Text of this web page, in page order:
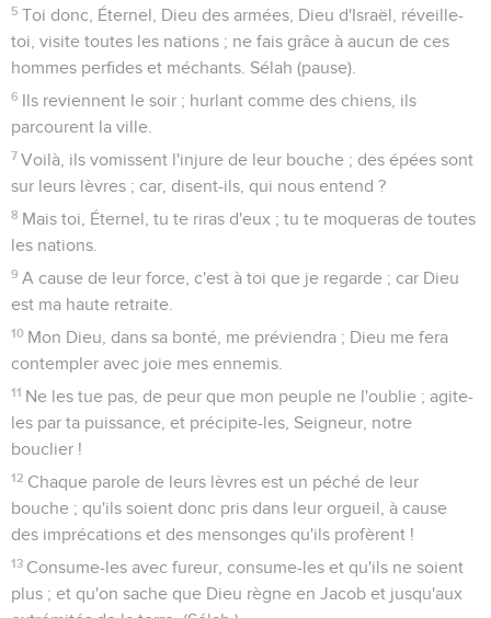
5 Toi donc, Éternel, Dieu des armées, Dieu d'Israël, réveille-
toi, visite toutes les nations ; ne fais grâce à aucun de ces
hommes perfides et méchants. Sélah (pause).
6 Ils reviennent le soir ; hurlant comme des chiens, ils
parcourent la ville.
7 Voilà, ils vomissent l'injure de leur bouche ; des épées sont
sur leurs lèvres ; car, disent-ils, qui nous entend ?
8 Mais toi, Éternel, tu te riras d'eux ; tu te moqueras de toutes
les nations.
9 A cause de leur force, c'est à toi que je regarde ; car Dieu
est ma haute retraite.
10 Mon Dieu, dans sa bonté, me préviendra ; Dieu me fera
contempler avec joie mes ennemis.
11 Ne les tue pas, de peur que mon peuple ne l'oublie ; agite-
les par ta puissance, et précipite-les, Seigneur, notre
bouclier !
12 Chaque parole de leurs lèvres est un péché de leur
bouche ; qu'ils soient donc pris dans leur orgueil, à cause
des imprécations et des mensonges qu'ils profèrent !
13 Consume-les avec fureur, consume-les et qu'ils ne soient
plus ; et qu'on sache que Dieu règne en Jacob et jusqu'aux